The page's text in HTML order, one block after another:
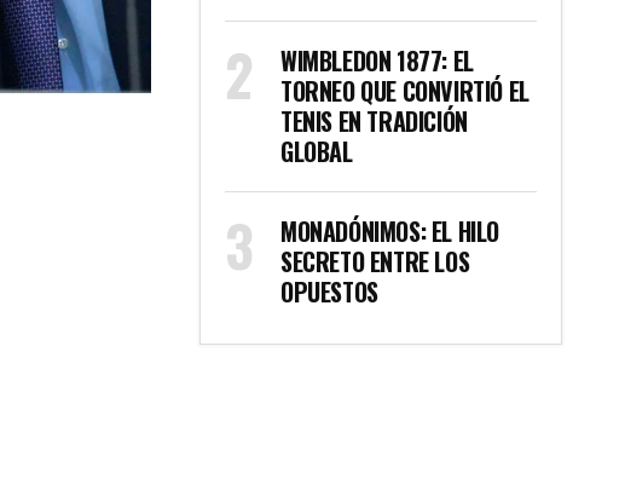
WIMBLEDON 1877: EL
TORNEO QUE CONVIRTIÓ EL
TENIS EN TRADICIÓN
GLOBAL
MONADÓNIMOS: EL HILO
SECRETO ENTRE LOS
OPUESTOS